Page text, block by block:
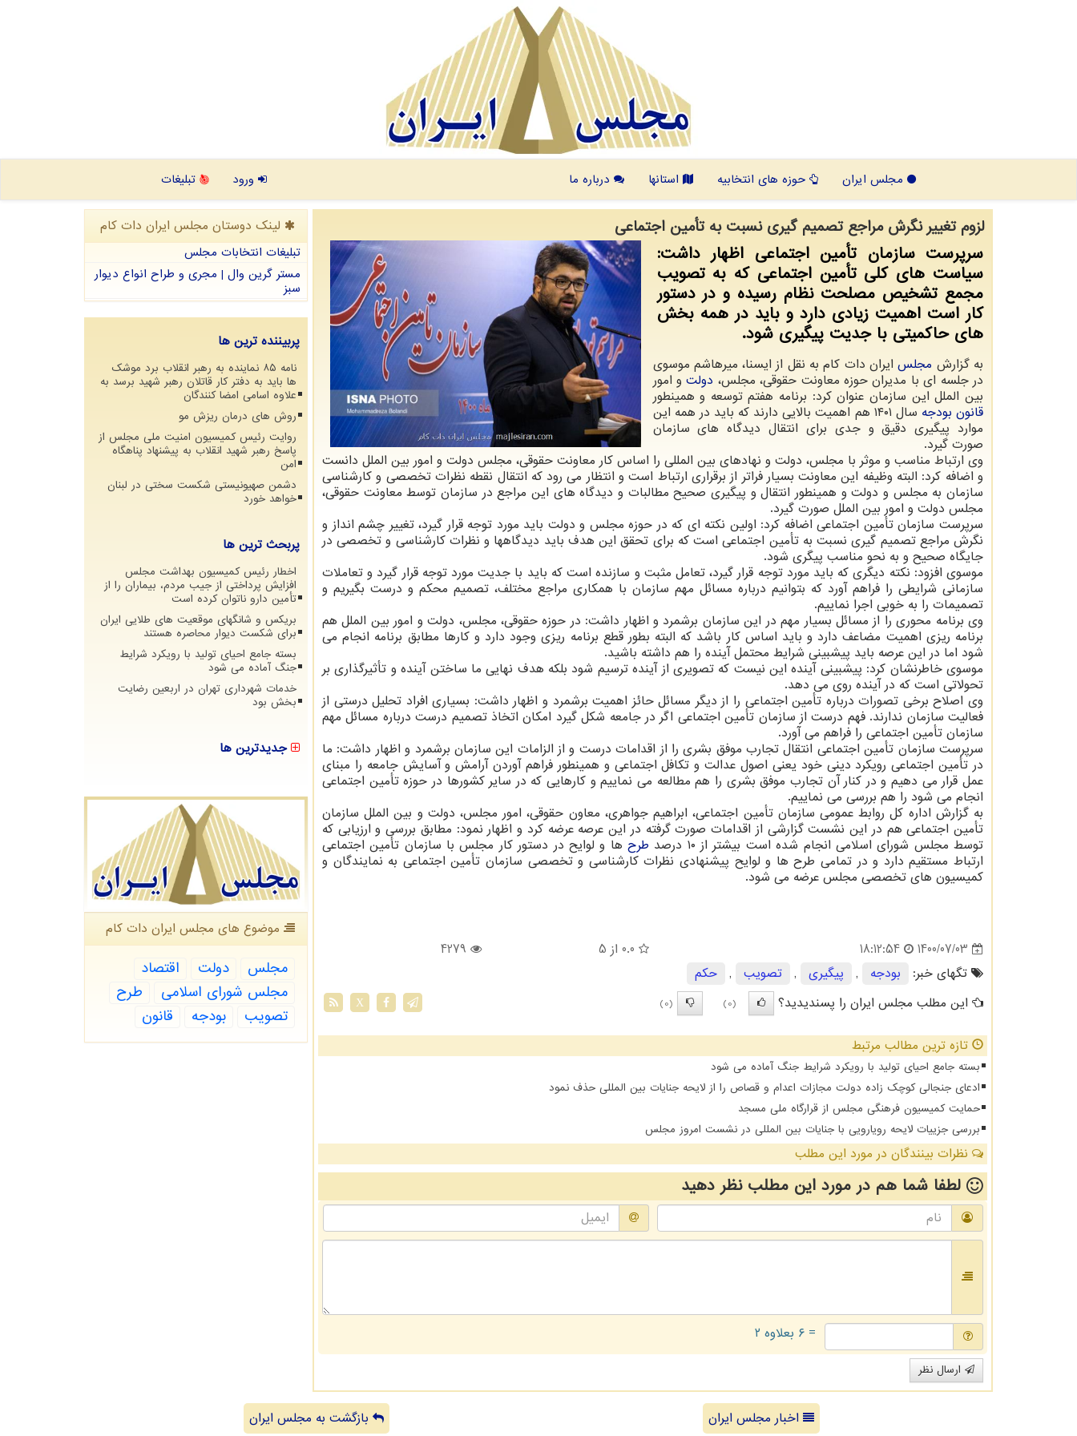
مجلس ایران حوزه های انتخابیه استانها درباره ما ورود تبلیغات
لزوم تغییر نگرش مراجع تصمیم گیری نسبت به تأمین اجتماعی
سرپرست سازمان تأمین اجتماعی اظهار داشت:
سیاست های کلی تأمین اجتماعی که به تصویب
مجمع تشخیص مصلحت نظام رسیده و در دستور
کار است اهمیت زیادی دارد و باید در همه بخش
های حاکمیتی با جدیت پیگیری شود.
به گزارش مجلسایران دات کام به نقل از ایسنا، میرهاشم موسوی
در جلسه ای با مدیران حوزه معاونت حقوقی، مجلس، دولتو امور
بین الملل این سازمان عنوان کرد: برنامه هفتم توسعه و همینطور
قانون بودجه
سال ۱۴۰۱ هم اهمیت بالایی دارند که باید در همه این
موارد پیگیری دقیق و جدی برای انتقال دیدگاه های سازمان
صورت گیرد.
وی ارتباط مناسب و موثر با مجلس، دولت و نهادهای بین المللی را اساس کار معاونت حقوقی، مجلس دولت و امور بین الملل دانست
و اضافه کرد: البته وظیفه این معاونت بسیار فراتر از برقراری ارتباط است و انتظار می رود که انتقال نقطه نظرات تخصصی و کارشناسی
سازمان به مجلس و دولت و همینطور انتقال و پیگیری صحیح مطالبات و دیدگاه های این مراجع در سازمان توسط معاونت حقوقی،
مجلس دولت و امور بین الملل صورت گیرد.
سرپرست سازمان تأمین اجتماعی اضافه کرد: اولین نکته ای که در حوزه مجلس و دولت باید مورد توجه قرار گیرد، تغییر چشم انداز و
نگرش مراجع تصمیم گیری نسبت به تأمین اجتماعی است که برای تحقق این هدف باید دیدگاهها و نظرات کارشناسی و تخصصی در
جایگاه صحیح و به نحو مناسب پیگری شود.
موسوی افزود: نکته دیگری که باید مورد توجه قرار گیرد، تعامل مثبت و سازنده است که باید با جدیت مورد توجه قرار گیرد و تعاملات
سازمانی شرایطی را فراهم آورد که بتوانیم درباره مسائل مهم سازمان با همکاری مراجع مختلف، تصمیم محکم و درست بگیریم و
تصمیمات را به خوبی اجرا نماییم.
وی برنامه محوری را از مسائل بسیار مهم در این سازمان برشمرد و اظهار داشت: در حوزه حقوقی، مجلس، دولت و امور بین الملل هم
برنامه ریزی اهمیت مضاعف دارد و باید اساس کار باشد که البته بطور قطع برنامه ریزی وجود دارد و کارها مطابق برنامه انجام می
شود اما در این عرصه باید پیشبینی شرایط محتمل آینده را هم داشته باشید.
موسوی خاطرنشان کرد: پیشبینی آینده این نیست که تصویری از آینده ترسیم شود بلکه هدف نهایی ما ساختن آینده و تأثیرگذاری بر
تحولاتی است که در آینده روی می دهد.
وی اصلاح برخی تصورات درباره تأمین اجتماعی را از دیگر مسائل حائز اهمیت برشمرد و اظهار داشت: بسیاری افراد تحلیل درستی از
فعالیت سازمان ندارند. فهم درست از سازمان تأمین اجتماعی اگر در جامعه شکل گیرد امکان اتخاذ تصمیم درست درباره مسائل مهم
سازمان تأمین اجتماعی را فراهم می آورد.
سرپرست سازمان تأمین اجتماعی انتقال تجارب موفق بشری را از اقدامات درست و از الزامات این سازمان برشمرد و اظهار داشت: ما
در تأمین اجتماعی رویکرد دینی خود یعنی اصول عدالت و تکافل اجتماعی و همینطور فراهم آوردن آرامش و آسایش جامعه را مبنای
عمل قرار می دهیم و در کنار آن تجارب موفق بشری را هم مطالعه می نماییم و کارهایی که در سایر کشورها در حوزه تأمین اجتماعی
انجام می شود را هم بررسی می نماییم.
به گزارش اداره کل روابط عمومی سازمان تأمین اجتماعی، ابراهیم جواهری، معاون حقوقی، امور مجلس، دولت و بین الملل سازمان
تأمین اجتماعی هم در این نشست گزارشی از اقدامات صورت گرفته در این عرصه عرضه کرد و اظهار نمود: مطابق بررسی و ارزیابی که
توسط مجلس شورای اسلامی انجام شده است بیشتر از ۱۰ درصد
طرح ها و لوایح در دستور کار مجلس با سازمان تأمین اجتماعی
ارتباط مستقیم دارد و در تمامی طرح ها و لوایح پیشنهادی نظرات کارشناسی و تخصصی سازمان تأمین اجتماعی به نمایندگان و
کمیسیون های تخصصی مجلس عرضه می شود.
1400/07/03
18:12:54
0.0 از 5
4279
تگهای خبر:
بودجه , پیگیری , تصویب ,
حكم
این مطلب مجلس ایران را پسندیدید؟
(0)
(0)
X
تازه ترین مطالب مرتبط
بسته جامع احیای تولید با رویکرد شرایط جنگ آماده می شود
ادعای جنجالی کوچک زاده دولت مجازات اعدام و قصاص را از لایحه جنایات بین المللی حذف نمود
حمایت کمیسیون فرهنگی مجلس از قرارگاه ملی مسجد
بررسی جزییات لایحه رویارویی با جنایات بین المللی در نشست امروز مجلس
نظرات بینندگان در مورد این مطلب
لطفا شما هم در مورد این مطلب نظر دهید
= ۶ بعلاوه ۲
ارسال نظر
لینک دوستان مجلس ایران دات كام
تبلیغات انتخابات مجلس
مستر گرین وال | مجری و طراح انواع دیوار
سبز
پربیننده ترین ها
نامه ۸۵ نماینده به رهبر انقلاب برد موشک
ها باید به دفتر کار قاتلان رهبر شهید برسد به
علاوه اسامی امضا کنندگان
روش های درمان ریزش مو
روایت رئیس کمیسیون امنیت ملی مجلس از
پاسخ رهبر شهید انقلاب به پیشنهاد پناهگاه
امن
دشمن صهیونیستی شکست سختی در لبنان
خواهد خورد
پربحث ترین ها
اخطار رئیس کمیسیون بهداشت مجلس
افزایش پرداختی از جیب مردم، بیماران را از
تأمین دارو ناتوان کرده است
بریکس و شانگهای موقعیت های طلایی ایران
برای شکست دیوار محاصره هستند
بسته جامع احیای تولید با رویکرد شرایط
جنگ آماده می شود
خدمات شهرداری تهران در اربعین رضایت
بخش بود
جدیدترین ها
موضوع های مجلس ایران دات كام
مجلس دولت
اقتصاد
مجلس شورای اسلامی
طرح
تصویب
بودجه قانون
اخبار مجلس ایران بازگشت به مجلس ایران